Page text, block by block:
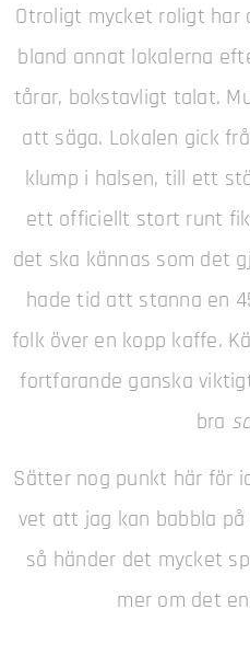
Otroligt mycket roligt har
bland annat lokalerna
tårar, bokstavligt talat.
att säga. Lokalen gick
klump i halsen, till ett
ett officiellt stort runt
det ska kännas som det
hade tid att stanna en
folk över en kopp kaffe.
fortfarande ganska
bra
Sätter nog punkt här för
vet att jag kan babbla på
så händer det mycket
mer om det